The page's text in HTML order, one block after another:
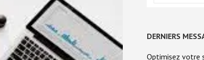
DERNIERS
Optimisez votre